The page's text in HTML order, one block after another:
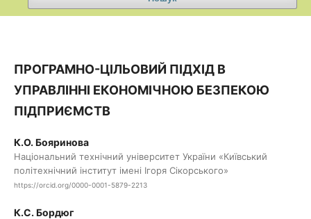
ПРОГРАМНО-ЦІЛЬОВИЙ ПІДХІД В
УПРАВЛІННІ ЕКОНОМІЧНОЮ БЕЗПЕКОЮ
ПІДПРИЄМСТВ
К.О. Бояринова
Національний технічний університет України «Київський
політехнічний інститут імені Ігоря Сікорського»
https://orcid.org/0000-0001-5879-2213
К.С. Бордюг